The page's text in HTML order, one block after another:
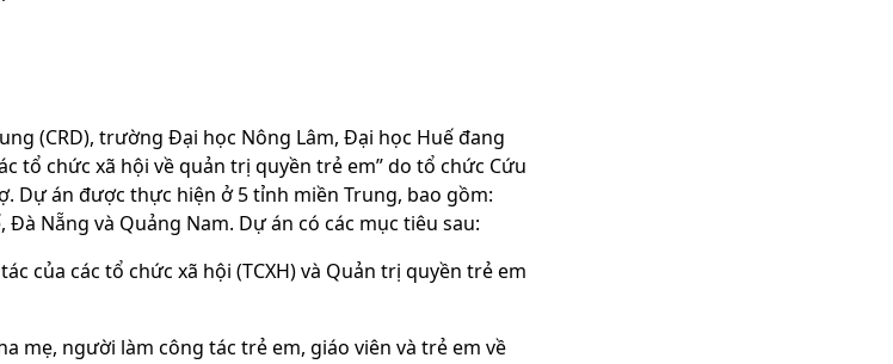
(CRD), trường Đại học Nông Lâm, Đại học Huế đang
tổ chức xã hội về quản trị quyền trẻ em” do tổ chức Cứu
Dự án được thực hiện ở 5 tỉnh miền Trung, bao gồm:
Nẵng và Quảng Nam. Dự án có các mục tiêu sau:
của các tổ chức xã hội (TCXH) và Quản trị quyền trẻ em
mẹ, người làm công tác trẻ em, giáo viên và trẻ em về